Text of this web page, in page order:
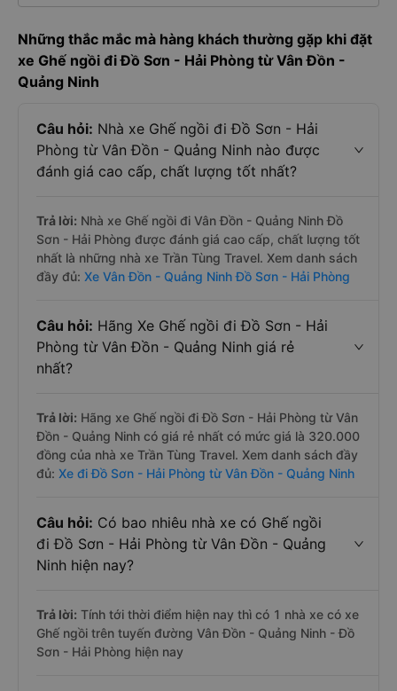
Những thắc mắc mà hàng khách thường gặp khi đặt
xe Ghế ngồi đi Đồ Sơn - Hải Phòng từ Vân Đồn -
Quảng Ninh
Câu hỏi: Nhà xe Ghế ngồi đi Đồ Sơn - Hải
Phòng từ Vân Đồn - Quảng Ninh nào được
đánh giá cao cấp, chất lượng tốt nhất?
Trả lời: Nhà xe Ghế ngồi đi Vân Đồn - Quảng Ninh Đồ
Sơn - Hải Phòng được đánh giá cao cấp, chất lượng tốt
nhất là những nhà xe Trần Tùng Travel. Xem danh sách
đầy đủ: Xe Vân Đồn - Quảng Ninh Đồ Sơn - Hải Phòng
Câu hỏi: Hãng Xe Ghế ngồi đi Đồ Sơn - Hải
Phòng từ Vân Đồn - Quảng Ninh giá rẻ
nhất?
Trả lời: Hãng xe Ghế ngồi đi Đồ Sơn - Hải Phòng từ Vân
Đồn - Quảng Ninh có giá rẻ nhất có mức giá là 320.000
đồng của nhà xe Trần Tùng Travel. Xem danh sách đầy
đủ: Xe đi Đồ Sơn - Hải Phòng từ Vân Đồn - Quảng Ninh
Câu hỏi: Có bao nhiêu nhà xe có Ghế ngồi
đi Đồ Sơn - Hải Phòng từ Vân Đồn - Quảng
Ninh hiện nay?
Trả lời: Tính tới thời điểm hiện nay thì có 1 nhà xe có xe
Ghế ngồi trên tuyến đường Vân Đồn - Quảng Ninh - Đồ
Sơn - Hải Phòng hiện nay